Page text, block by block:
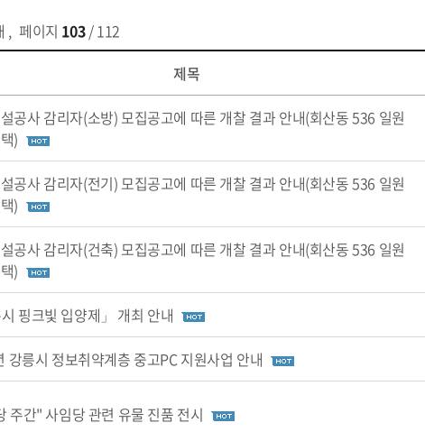
, 페이지 103/ 112
제목
공사 감리자(소방) 모집공고에 따른 개찰 결과 안내(회산동 536 일원
)
공사 감리자(전기) 모집공고에 따른 개찰 결과 안내(회산동 536 일원
)
공사 감리자(건축) 모집공고에 따른 개찰 결과 안내(회산동 536 일원
)
시 핑크빛 입양제」 개최 안내
강릉시 정보취약계층 중고PC 지원사업 안내
주간" 사임당 관련 유물 진품 전시